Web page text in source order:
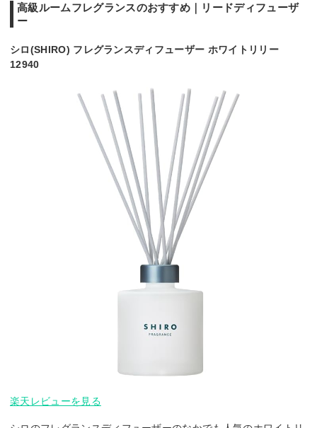
高級ルームフレグランスのおすすめ｜リードディフューザ
ー
シロ(SHIRO) フレグランスディフューザー ホワイトリリー
12940
楽天レビューを見る